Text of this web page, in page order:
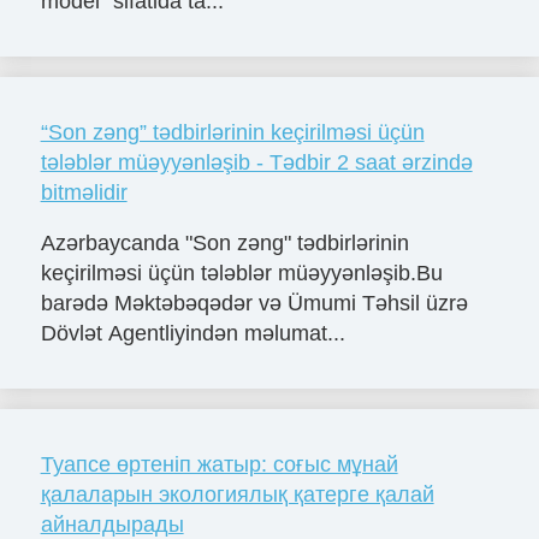
“Son zəng” tədbirlərinin keçirilməsi üçün
tələblər müəyyənləşib - Tədbir 2 saat ərzində
bitməlidir
Azərbaycanda "Son zəng" tədbirlərinin
keçirilməsi üçün tələblər müəyyənləşib.Bu
barədə Məktəbəqədər və Ümumi Təhsil üzrə
Dövlət Agentliyindən məlumat...
Туапсе өртеніп жатыр: соғыс мұнай
қалаларын экологиялық қатерге қалай
айналдырады